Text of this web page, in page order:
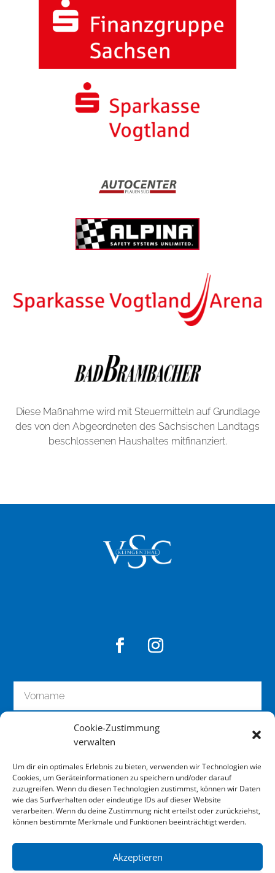
Cookie-Zustimmung
verwalten
Um dir ein optimales Erlebnis zu bieten, verwenden wir Technologien wie
Cookies, um Geräteinformationen zu speichern und/oder darauf
zuzugreifen. Wenn du diesen Technologien zustimmst, können wir Daten
wie das Surfverhalten oder eindeutige IDs auf dieser Website
verarbeiten. Wenn du deine Zustimmung nicht erteilst oder zurückziehst,
können bestimmte Merkmale und Funktionen beeinträchtigt werden.
Akzeptieren
Diese Maßnahme wird mit Steuermitteln auf Grundlage
des von den Abgeordneten des Sächsischen Landtags
beschlossenen Haushaltes mitfinanziert.
zum Newsletter anmelden
Impressum